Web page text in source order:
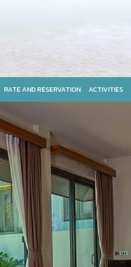
RATE AND RESERVATION ACTIVITIES